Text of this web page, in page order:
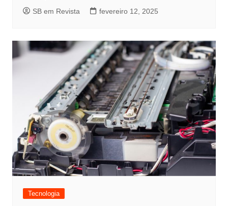
SB em Revista fevereiro 12, 2025
Tecnologia